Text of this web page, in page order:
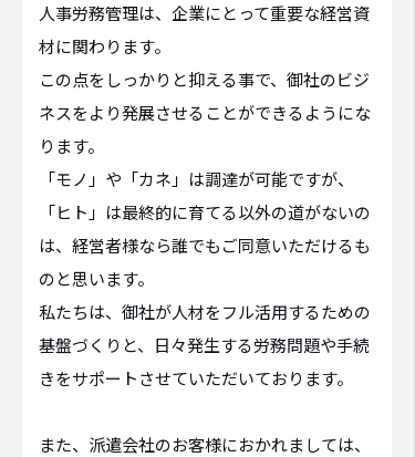
人事労務管理は、企業にとって重要な経営資
材に関わります。
この点をしっかりと抑える事で、御社のビジ
ネスをより発展させることができるようにな
ります。
「モノ」や「カネ」は調達が可能ですが、
「ヒト」は最終的に育てる以外の道がないの
は、経営者様なら誰でもご同意いただけるも
のと思います。
私たちは、御社が人材をフル活用するための
基盤づくりと、日々発生する労務問題や手続
きをサポートさせていただいております。
また、派遣会社のお客様におかれましては、